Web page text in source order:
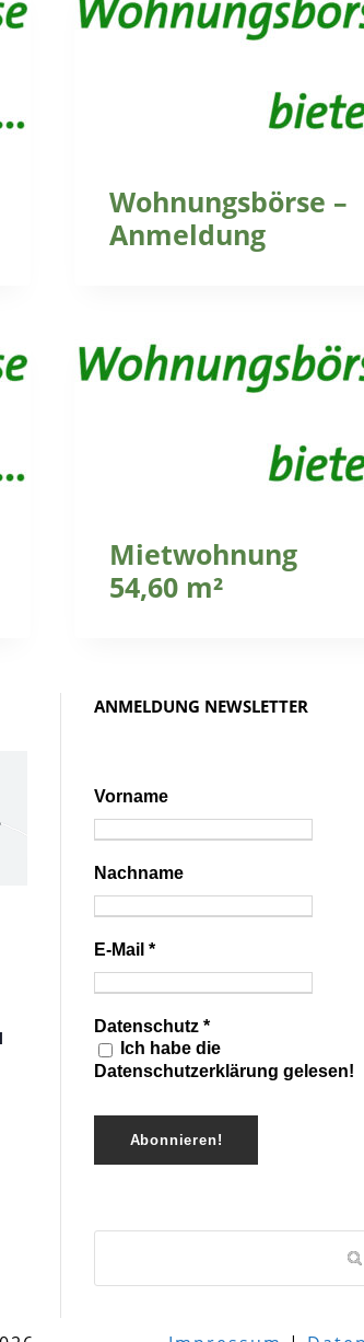
Wohnungsbörse –
Anmeldung
Mietwohnung
54,60 m²
ANMELDUNG NEWSLETTER
Vorname
Nachname
E-Mail *
Datenschutz *
Ich habe die
Datenschutzerklärung gelesen!